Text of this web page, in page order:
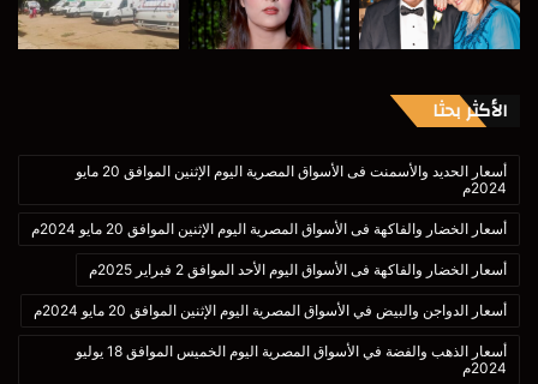
الأكثر بحثا
أسعار الحديد والأسمنت فى الأسواق المصرية اليوم الإثنين الموافق 20 مايو
2024م
أسعار الخضار والفاكهة فى الأسواق المصرية اليوم الإثنين الموافق 20 مايو 2024م
أسعار الخضار والفاكهة فى الأسواق اليوم الأحد الموافق 2 فبراير 2025م
أسعار الدواجن والبيض في الأسواق المصرية اليوم الإثنين الموافق 20 مايو 2024م
أسعار الذهب والفضة في الأسواق المصرية اليوم الخميس الموافق 18 يوليو
2024م